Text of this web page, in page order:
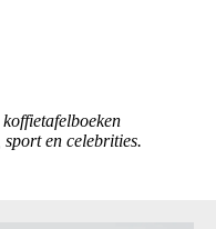
en celebrities.